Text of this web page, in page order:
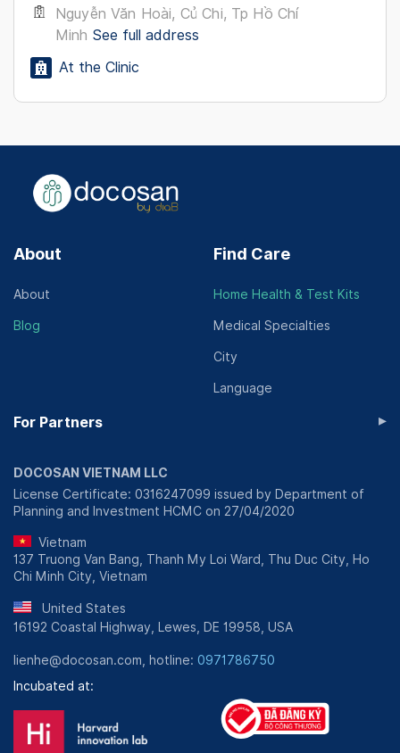
Nguyễn Văn Hoài, Củ Chi, Tp Hồ Chí
Minh See full address
At the Clinic
About
About
Blog
Find Care
Home Health & Test Kits
Medical Specialties
City
Language
For Partners ▸
DOCOSAN VIETNAM LLC
License Certificate: 0316247099 issued by Department of
Planning and Investment HCMC on 27/04/2020
Vietnam
137 Truong Van Bang, Thanh My Loi Ward, Thu Duc City, Ho
Chi Minh City, Vietnam
United States
16192 Coastal Highway, Lewes, DE 19958, USA
lienhe@docosan.com, hotline: 0971786750
Incubated at: